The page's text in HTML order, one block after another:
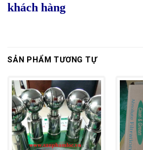
khách hàng
SẢN PHẨM TƯƠNG TỰ